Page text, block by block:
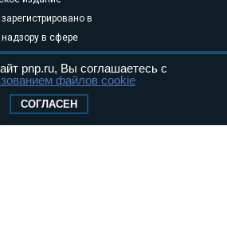
в
в сфере
и
(Роскомнадзор) 05
Эл № ФС77-
pnp.ru, Вы соглашаетесь с
файлов cookie
СОГЛАСЕН